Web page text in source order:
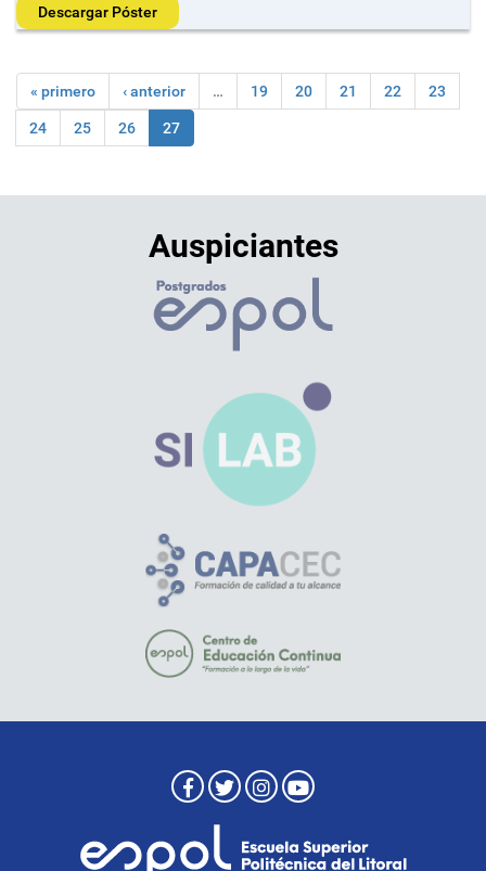
Descargar Póster
« primero ‹ anterior … 19 20 21 22 23
24 25 26 27
Auspiciantes